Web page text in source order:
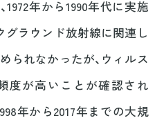
1972年から1990年代に実施
グラウンド放射線に関連し
られなかったが、ウィルス
度が高いことが確認され
年から2017年までの大規